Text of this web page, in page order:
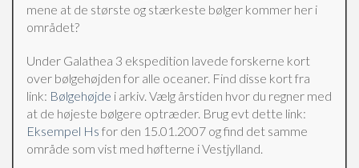
mene at de største og stærkeste bølger kommer her i
området?
Under Galathea 3 ekspedition lavede forskerne kort
over bølgehøjden for alle oceaner. Find disse kort fra
link: Bølgehøjde i arkiv. Vælg årstiden hvor du regner med
at de højeste bølgere optræder. Brug evt dette link:
Eksempel Hs for den 15.01.2007 og find det samme
område som vist med høfterne i Vestjylland.